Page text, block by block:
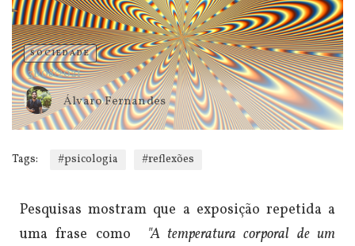
SOCIEDADE
31/08/2021
Álvaro Fernandes
Tags: #psicologia #reflexões
Pesquisas mostram que a exposição repetida a
uma frase como "A temperatura corporal de um